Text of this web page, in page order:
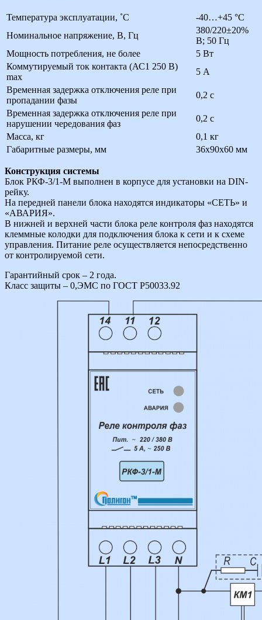
Температура эксплуатации, ˚С
-40…+45 °С
Номинальное напряжение, В, Гц
380/220±20%
В; 50 Гц
Мощность потребления, не более
5 Вт
Коммутируемый ток контакта (АС1 250 В)
max
5 А
Временная задержка отключения реле при
пропадании фазы
0,2 с
Временная задержка отключения реле при
нарушении чередования фаз
0,2 с
Масса, кг
0,1 кг
Габаритные размеры, мм
36х90х60 мм
Конструкция системы
Блок РКФ-3/1-М выполнен в корпусе для установки на DIN-
рейку.
На передней панели блока находятся индикаторы «СЕТЬ» и
«АВАРИЯ».
В нижней и верхней части блока реле контроля фаз находятся
клеммные колодки для подключения блока к сети и к схеме
управления. Питание реле осуществляется непосредственно
от контролируемой сети.
Гарантийный срок – 2 года.
Класс защиты – 0,ЭМС по ГОСТ Р50033.92